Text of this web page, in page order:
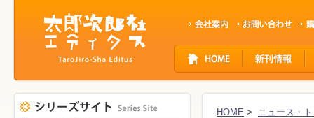
ト
ナ
HOME > ニュース・